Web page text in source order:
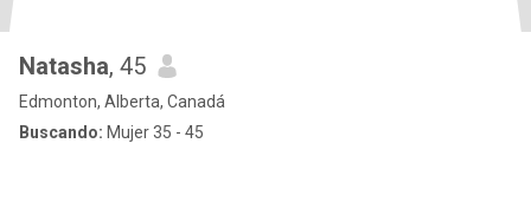
Natasha, 45
Edmonton, Alberta, Canadá
Buscando: Mujer 35 - 45